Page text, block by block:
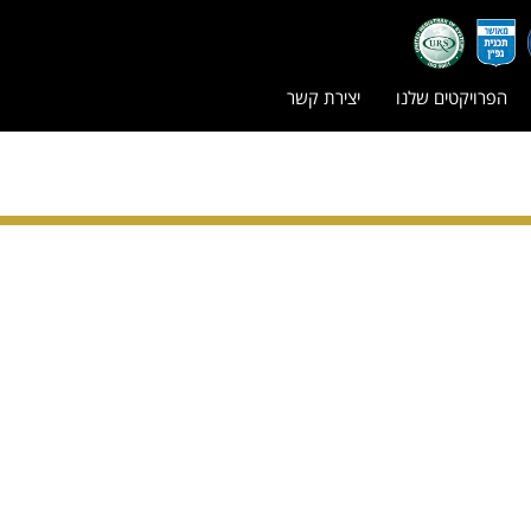
הפרויקטים שלנו יצירת קשר